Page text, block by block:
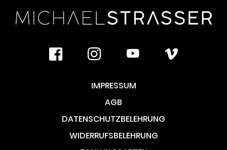
facebookinstagramyoutubevimeo
IMPRESSUM
AGB
DATENSCHUTZBELEHRUNG
WIDERRUFSBELEHRUNG